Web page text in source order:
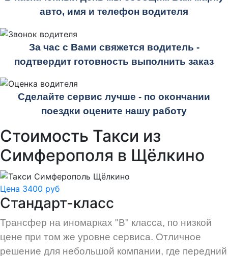
авто, имя и телефон водителя
За час с Вами свяжется водитель -
подтвердит готовность выполнить заказ
Сделайте сервис лучше - по окончании
поездки оцените нашу работу
Стоимость Такси из
Симферополя в Щёлкино
Цена 3400 руб
Стандарт-класс
Трансфер на иномарках "В" класса, по низкой
цене при том же уровне сервиса. Отличное
решение для небольшой компании, где передний